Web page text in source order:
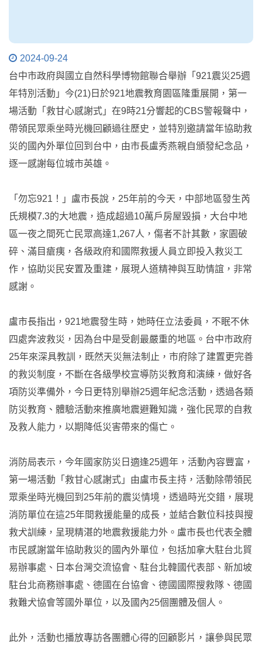
2024-09-24
台中市政府與國立自然科學博物館聯合舉辦「921震災25週
年特別活動」今(21)日於921地震教育園區隆重展開，第一
場活動「救甘心感謝式」在9時21分響起的CBS警報聲中，
帶領民眾乘坐時光機回顧過往歷史，並特別邀請當年協助救
災的國內外單位回到台中，由市長盧秀燕親自頒發紀念品，
逐一感謝每位城市英雄。
「勿忘921！」盧市長說，25年前的今天，中部地區發生芮
氏規模7.3的大地震，造成超過10萬戶房屋毀損，大台中地
區一夜之間死亡民眾高達1,267人，傷者不計其數，家園破
碎、滿目瘡痍，各級政府和國際救援人員立即投入救災工
作，協助災民安置及重建，展現人道精神與互助情誼，非常
感謝。
盧市長指出，921地震發生時，她時任立法委員，不眠不休
四處奔波救災，因為台中是受創最嚴重的地區。台中市政府
25年來深具教訓，既然天災無法制止，市府除了建置更完善
的救災制度，不斷在各級學校宣導防災教育和演練，做好各
項防災準備外，今日更特別舉辦25週年紀念活動，透過各類
防災教育、體驗活動來推廣地震避難知識，強化民眾的自救
及救人能力，以期降低災害帶來的傷亡。
消防局表示，今年國家防災日適逢25週年，活動內容豐富，
第一場活動「救甘心感謝式」由盧市長主持，活動除帶領民
眾乘坐時光機回到25年前的震災情境，透過時光交錯，展現
消防單位在這25年間救援能量的成長，並結合數位科技與搜
救犬訓練，呈現精湛的地震救援能力外。盧市長也代表全體
市民感謝當年協助救災的國內外單位，包括加拿大駐台北貿
易辦事處、日本台灣交流協會、駐台北韓國代表部、新加坡
駐台北商務辦事處、德國在台協會、德國國際搜救隊、德國
救難犬協會等國外單位，以及國內25個團體及個人。
此外，活動也播放專訪各團體心得的回顧影片，讓參與民眾